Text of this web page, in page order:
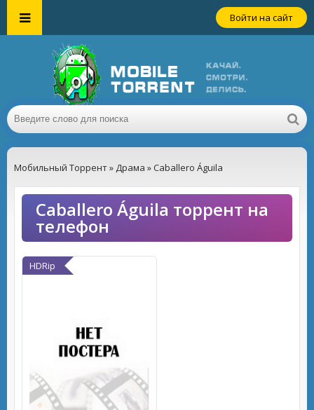
Войти на сайт
Мобильный Торрент» Драма » Caballero Águila
Caballero Águila торрент на
телефон
HDRip